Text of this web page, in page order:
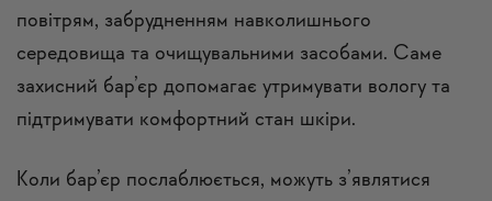
повітрям, забрудненням навколишнього
середовища та очищувальними засобами. Саме
захисний бар’єр допомагає утримувати вологу та
підтримувати комфортний стан шкіри.
Коли бар’єр послаблюється, можуть з’являтися